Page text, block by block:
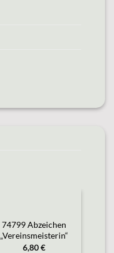
74799 Abzeichen
„Vereinsmeisterin“
6,80€